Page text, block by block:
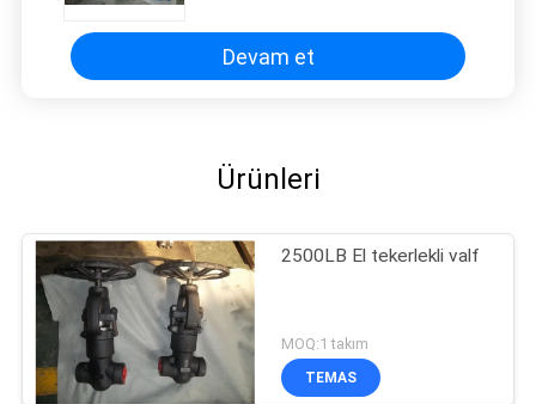
Devam et
Ürünleri
2500LB El tekerlekli valf
MOQ:1 takım
TEMAS